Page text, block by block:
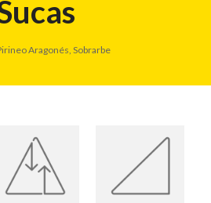
Aragonés, Sobrarbe